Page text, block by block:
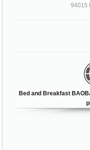
94015
Bed and Breakfast